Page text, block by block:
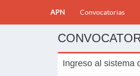
APN Convocatorias
Ingreso al sistema